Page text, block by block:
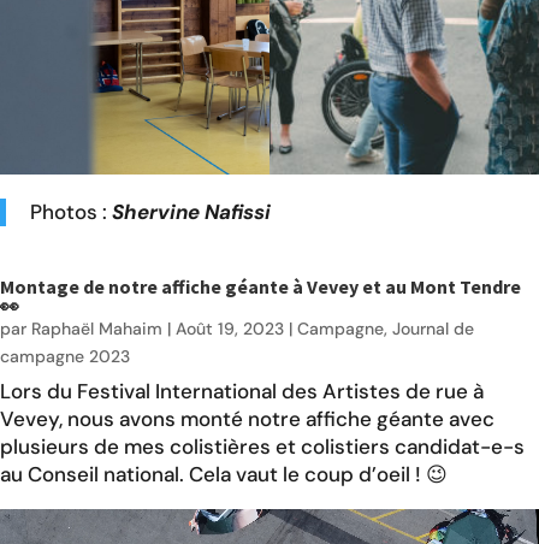
Photos : Shervine Nafissi
Montage de notre affiche géante à Vevey et au Mont Tendre
👀
par Raphaël Mahaim | Août 19, 2023 | Campagne, Journal de
campagne 2023
Lors du Festival International des Artistes de rue à
Vevey, nous avons monté notre affiche géante avec
plusieurs de mes colistières et colistiers candidat-e-s
au Conseil national. Cela vaut le coup d’oeil ! 😉